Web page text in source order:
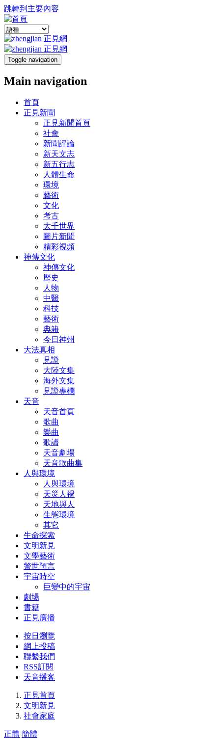
跳轉到主要內容
Toggle navigation
Main navigation
首頁
正見新聞
正見新聞首頁
社會
新聞評論
新天文志
新五行志
人體生命
環境
藝術
文化
考古
大千世界
圖片新聞
精彩視頻
神傳文化
神傳文化
歷史
人物
中醫
科技
藝術
典籍
今日神州
大法真相
見證
大陸文集
海外文集
見證專欄
天音
天音首頁
歌曲
樂曲
歌譜
天音劇場
天音歌曲集
人與環境
人與環境
天災人禍
天地與人
生態環境
其它
生命探索
文明新見
文學藝術
警世預言
宇宙時空
巨變中的宇宙
劇場
書籍
正見廣播
按日瀏覽
網上投稿
聯繫我們
RSS訂閱
天音播客
正見首頁
文明新見
社會家庭
正體 簡體